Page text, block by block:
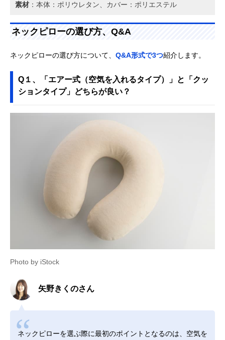
素材 ：本体：ポリウレタン、カバー：ポリエステル
ネックピローの選び方、Q&A
ネックピローの選び方について、 Q&A形式で3つ紹介します。
Q１、「エアー式（空気を入れるタイプ）」と「クッ
ションタイプ」どちらが良い？
Photo by iStock
矢野きくのさん
ネックピローを選ぶ際に最初のポイントとなるのは、空気を